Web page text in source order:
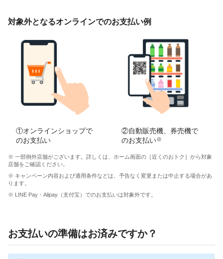
対象外となるオンラインでのお支払い例
①オンラインショップで
のお支払い
②自動販売機、券売機で
のお支払い※
※ 一部例外店舗がございます。詳しくは、ホーム画面の［近くのおトク］から対象
店舗をご確認ください。
※ キャンペーン内容および適用条件などは、予告なく変更または中止する場合があ
ります。
※ LINE Pay・Alipay（支付宝）でのお支払いは対象外です。
お支払いの準備はお済みですか？